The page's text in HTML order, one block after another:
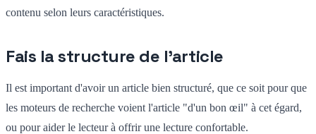
contenu selon leurs caractéristiques.
Fais la structure de l'article
Il est important d'avoir un article bien structuré, que ce soit pour que
les moteurs de recherche voient l'article "d'un bon œil" à cet égard,
ou pour aider le lecteur à offrir une lecture confortable.